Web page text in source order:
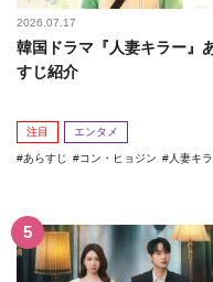
2026.07.17
韓国ドラマ『人妻キラー』
すじ紹介
注目 エンタメ
あらすじ コン・ヒョジン 人妻キ